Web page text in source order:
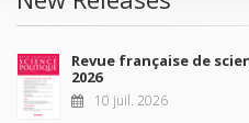
Revue française de
2026
10 juil. 2026